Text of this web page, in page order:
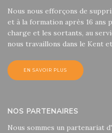
Nous nous efforçons de
et à la formation après 16 ans
charge et les sortants, au
nous travaillons dans le Kent
EN SAVOIR PLUS
NOS PARTENAIRES
Nous sommes un partenariat